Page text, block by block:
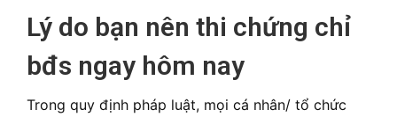
Lý do bạn nên thi chứng chỉ
bđs ngay hôm nay
Trong quy định pháp luật, mọi cá nhân/ tổ chức